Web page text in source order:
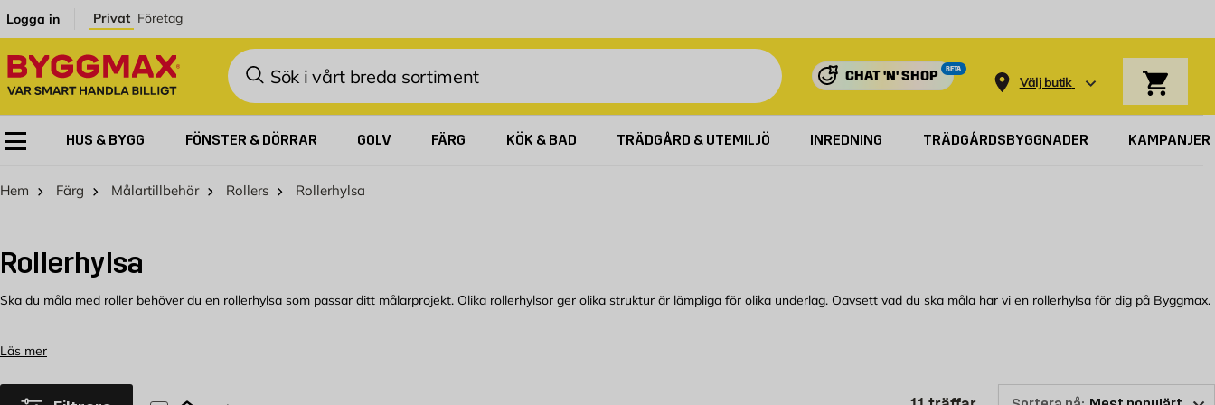
Logga in Privat Företag
Sök
CHAT 'N' SHOP
BETA
Välj butik
HUS & BYGG FÖNSTER & DÖRRAR GOLV FÄRG KÖK & BAD TRÄDGÅRD & UTEMILJÖ INREDNING TRÄDGÅRDSBYGGNADER KAMPANJER
Hem Färg Målartillbehör Rollers Rollerhylsa
Rollerhylsa
Ska du måla med roller behöver du en rollerhylsa som passar ditt målarprojekt. Olika rollerhylsor ger olika struktur är lämpliga för olika underlag. Oavsett vad du ska måla har vi en rollerhylsa för dig på Byggmax.
Välj på olika rollerhylsor
måla och vilken yta du vill ha finns det olika rollerhylsor att välja på. En rollerhylsa med längre lugg ger en grov yta vilket passar bra att måla med på exempelvis en putsad fasad eller ohyvlat trä. Vill du i stället ha
Läs mer